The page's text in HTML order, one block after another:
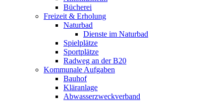
Bücherei
Freizeit & Erholung
Naturbad
Dienste im Naturbad
Spielplätze
Sportplätze
Radweg an der B20
Kommunale Aufgaben
Bauhof
Kläranlage
Abwasserzweckverband